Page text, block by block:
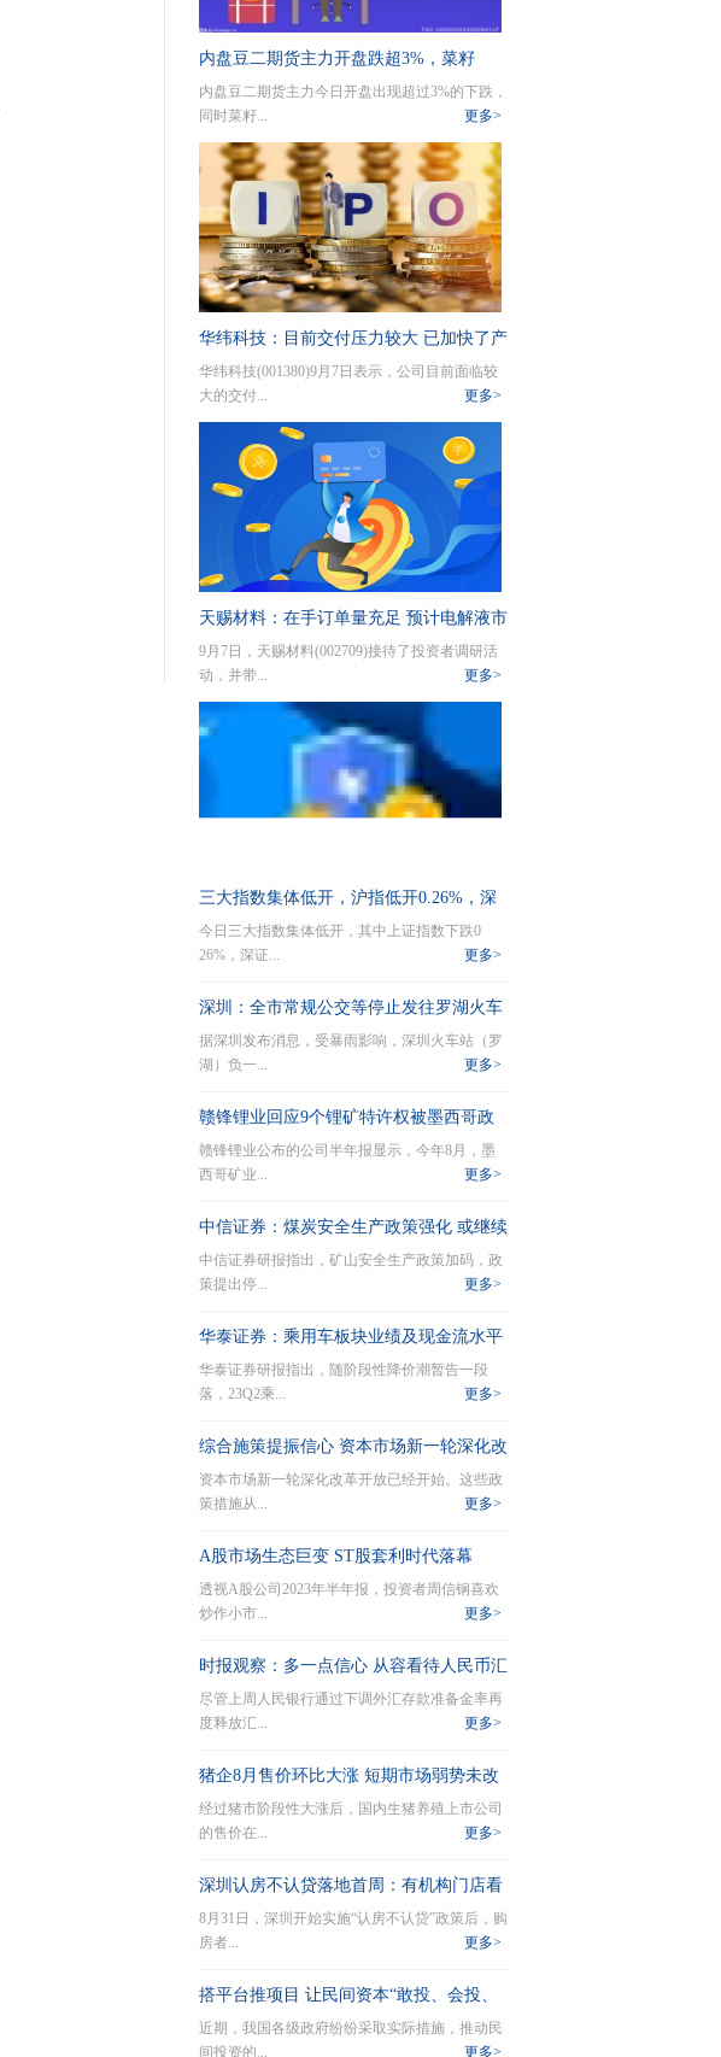
内盘豆二期货主力开盘跌超3%，菜籽
油、BR橡胶、甲醇、菜籽粕跌超2%，豆
油、铁矿石、棕榈油、焦煤、棉纱、棉
花、豆粕、不锈钢等跌超1%
内盘豆二期货主力今日开盘出现超过3%的下跌，
同时菜籽...
更多>
华纬科技：目前交付压力较大 已加快了产
能建设节奏
华纬科技(001380)9月7日表示，公司目前面临较
大的交付...
更多>
天赐材料：在手订单量充足 预计电解液市
占率将进一步提升
9月7日，天赐材料(002709)接待了投资者调研活
动，并带...
更多>
三大指数集体低开，沪指低开0.26%，深
成指低开0.36%，创业板指低开0.46%
今日三大指数集体低开，其中上证指数下跌0
26%，深证...
更多>
深圳：全市常规公交等停止发往罗湖火车
站
据深圳发布消息，受暴雨影响，深圳火车站（罗
湖）负一...
更多>
赣锋锂业回应9个锂矿特许权被墨西哥政
府取消进展：等消息
赣锋锂业公布的公司半年报显示，今年8月，墨
西哥矿业...
更多>
中信证券：煤炭安全生产政策强化 或继续
放缓煤炭供给节奏
中信证券研报指出，矿山安全生产政策加码，政
策提出停...
更多>
华泰证券：乘用车板块业绩及现金流水平
有望维持良好状态
华泰证券研报指出，随阶段性降价潮暂告一段
落，23Q2乘...
更多>
综合施策提振信心 资本市场新一轮深化改
革拉开帷幕
资本市场新一轮深化改革开放已经开始。这些政
策措施从...
更多>
A股市场生态巨变 ST股套利时代落幕
透视A股公司2023年半年报，投资者周信钢喜欢
炒作小市...
更多>
时报观察：多一点信心 从容看待人民币汇
率波动
尽管上周人民银行通过下调外汇存款准备金率再
度释放汇...
更多>
猪企8月售价环比大涨 短期市场弱势未改
向上预期
经过猪市阶段性大涨后，国内生猪养殖上市公司
的售价在...
更多>
深圳认房不认贷落地首周：有机构门店看
房量上涨50%，成交开始活跃
8月31日，深圳开始实施“认房不认贷”政策后，购
房者...
更多>
搭平台推项目 让民间资本“敢投、会投、
能投”
近期，我国各级政府纷纷采取实际措施，推动民
间投资的...
更多>